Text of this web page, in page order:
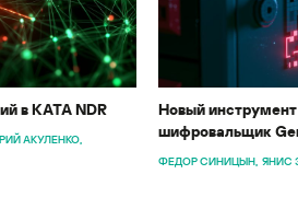
в KATA NDR
АКУЛЕНКО
Новый
шифровальщик
ФЕДОР СИНИЦЫН ЯНИС